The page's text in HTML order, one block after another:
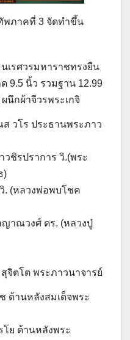
พภาคที่ 3 จัดทำขึ้น
เรศวรมหาราชทรงยืน
9.5 นิ้ว รวมฐาน 12.99
นึกผ้าจีวรพระเกจิ
วโร ประธานพระภาว
ชิรปราการ วิ.(พระ
)
. (หลวงพ่อพบโชค
าณวงศ์ ดร. (หลวงปู่
จิตโต พระภาวนาจารย์
ด้านหลังสมเด็จพระ
โย ด้านหลังพระ